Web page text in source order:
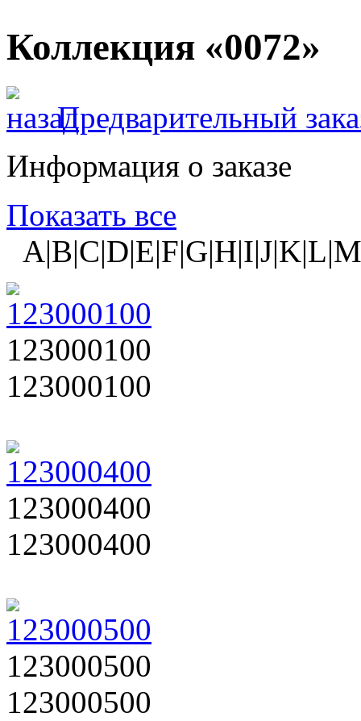
Коллекция «0072»
Предварительный
Информация о заказе
Показать все
123000100
123000100
123000400
123000400
123000500
123000500